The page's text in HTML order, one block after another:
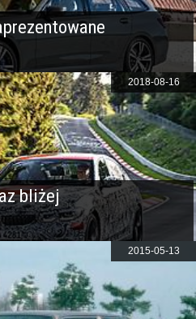
bliżej
2018-08-16
2015-05-13